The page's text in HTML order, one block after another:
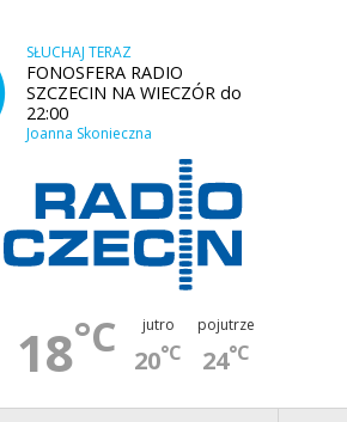
SŁUCHAJ TERAZ
FONOSFERA RADIO
SZCZECIN NA WIECZÓR do
22:00
Joanna Skonieczna
18°C jutro
20°C
pojutrze
24°C